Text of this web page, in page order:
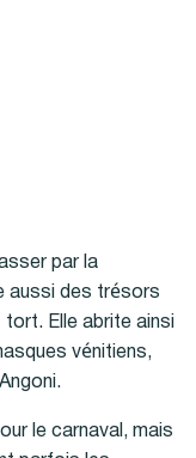
par la
aussi des trésors
Elle abrite ainsi
vénitiens,
le carnaval, mais